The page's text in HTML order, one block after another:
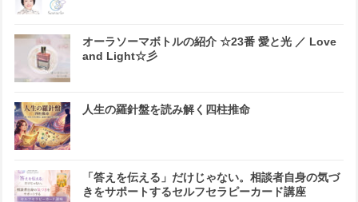
オーラソーマボトルの紹介 ☆23番 愛と光 ／ Love
and Light☆彡
人生の羅針盤を読み解く四柱推命
「答えを伝える」だけじゃない。相談者自身の気づ
きをサポートするセルフセラピーカード講座